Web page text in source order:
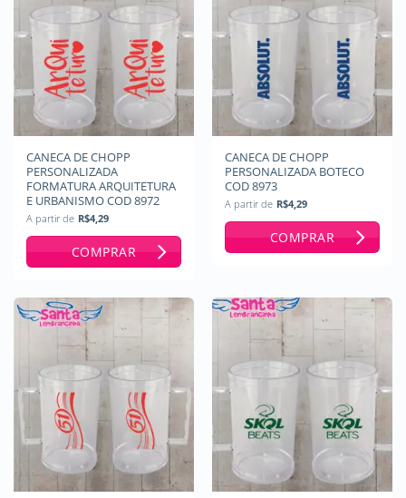
CANECA DE CHOPP
PERSONALIZADA
FORMATURA ARQUITETURA
E URBANISMO COD 8972
A partir de R$4,29
COMPRAR
CANECA DE CHOPP
PERSONALIZADA BOTECO
COD 8973
A partir de R$4,29
COMPRAR